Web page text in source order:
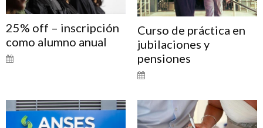
25% off – inscripción
como alumno anual
Curso de práctica en
jubilaciones y
pensiones